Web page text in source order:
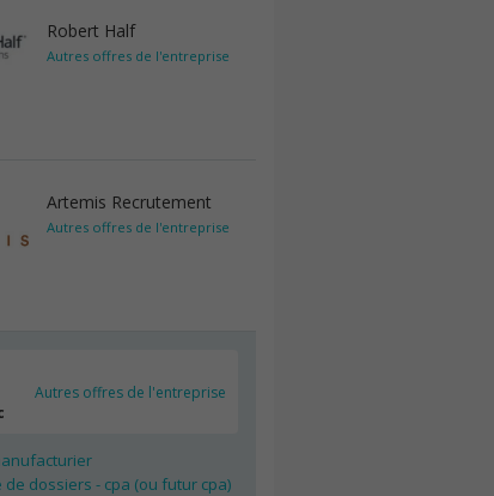
Robert Half
Autres offres de l'entreprise
Artemis Recrutement
Autres offres de l'entreprise
Autres offres de l'entreprise
de dossiers - cpa (ou futur cpa)